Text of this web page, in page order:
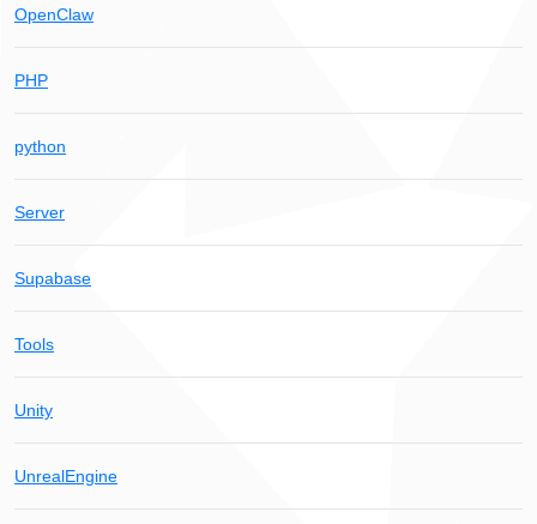
OpenClaw
PHP
python
Server
Supabase
Tools
Unity
UnrealEngine